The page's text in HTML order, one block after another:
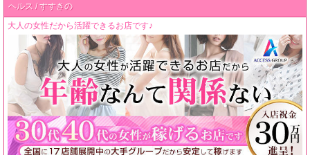
ヘルス / すすきの
大人の女性だから活躍できるお店です♪